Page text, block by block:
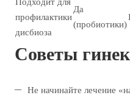
профилактики
дисбиоза
Да
(пробиотики)
Советы
Не начинайте лечение